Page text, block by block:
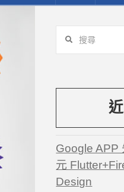
搜
尋
Google APP
元
Design